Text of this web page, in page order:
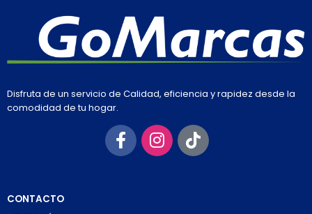
Disfruta de un servicio de Calidad, eficiencia y rapidez desde la
comodidad de tu hogar.
CONTACTO